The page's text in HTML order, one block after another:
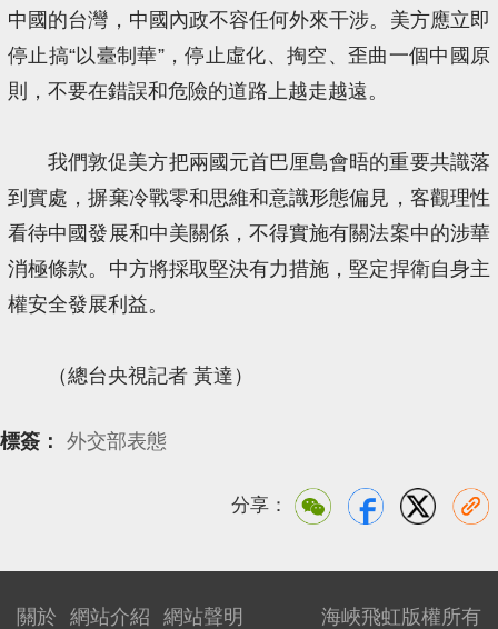
中國的台灣，中國內政不容任何外來干涉。美方應立即
停止搞“以臺制華”，停止虛化、掏空、歪曲一個中國原
則，不要在錯誤和危險的道路上越走越遠。
我們敦促美方把兩國元首巴厘島會晤的重要共識落
到實處，摒棄冷戰零和思維和意識形態偏見，客觀理性
看待中國發展和中美關係，不得實施有關法案中的涉華
消極條款。中方將採取堅決有力措施，堅定捍衛自身主
權安全發展利益。
（總台央視記者 黃達）
標簽： 外交部表態
分享：
海峽飛虹版權所有
關於 網站介紹 網站聲明